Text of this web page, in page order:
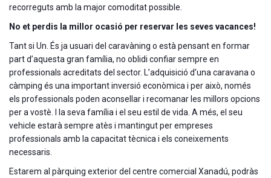
recorreguts amb la major comoditat possible.
No et perdis la millor ocasió per reservar les seves vacances!
Tant si Un. És ja usuari del caravàning o està pensant en formar
part d’aquesta gran família, no oblidi confiar sempre en
professionals acreditats del sector. L’adquisició d’una caravana o
càmping és una important inversió econòmica i per això, només
els professionals poden aconsellar i recomanar les millors opcions
per a vostè. I la seva família i el seu estil de vida. A més, el seu
vehicle estarà sempre atès i mantingut per empreses
professionals amb la capacitat tècnica i els coneixements
necessaris.
Estarem al pàrquing exterior del centre comercial Xanadú, podràs